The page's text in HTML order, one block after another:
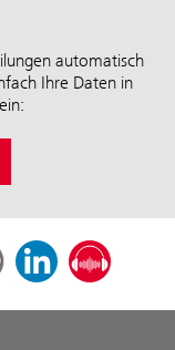
automatisch
Ihre Daten in
Corporate Blog
LinkedInPodcast